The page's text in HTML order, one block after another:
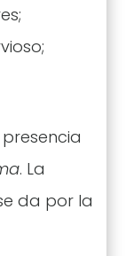
. La
da por la